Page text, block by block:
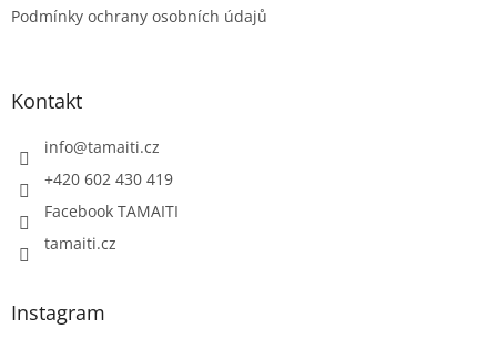
Podmínky ochrany osobních údajů
Kontakt
info@tamaiti.cz
+420 602 430 419
Facebook TAMAITI
tamaiti.cz
Instagram